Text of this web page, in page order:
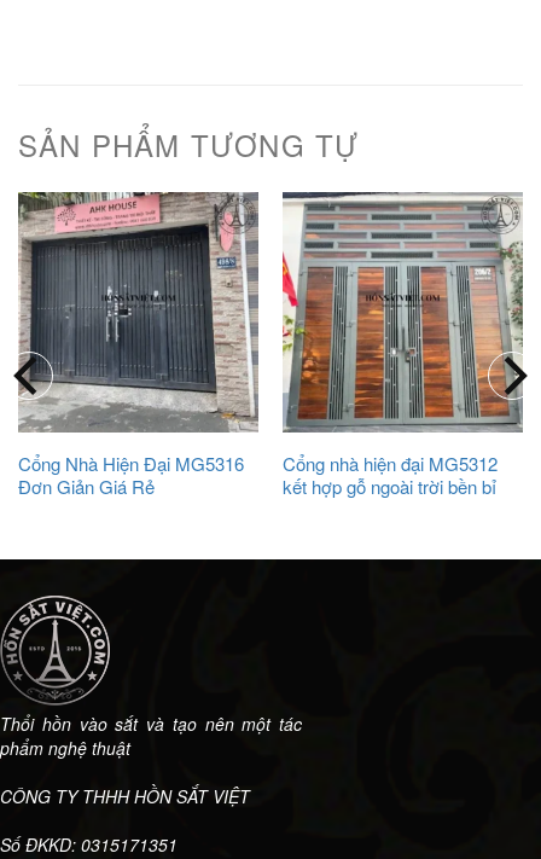
SẢN PHẨM TƯƠNG TỰ
Cổng Nhà Hiện Đại MG5316
Đơn Giản Giá Rẻ
Cổng nhà hiện đại MG5312
kết hợp gỗ ngoài trời bền bỉ
Thổi hồn vào sắt và tạo nên một tác
phẩm nghệ thuật
CÔNG TY THHH HỒN SẮT VIỆT
Số ĐKKD: 0315171351